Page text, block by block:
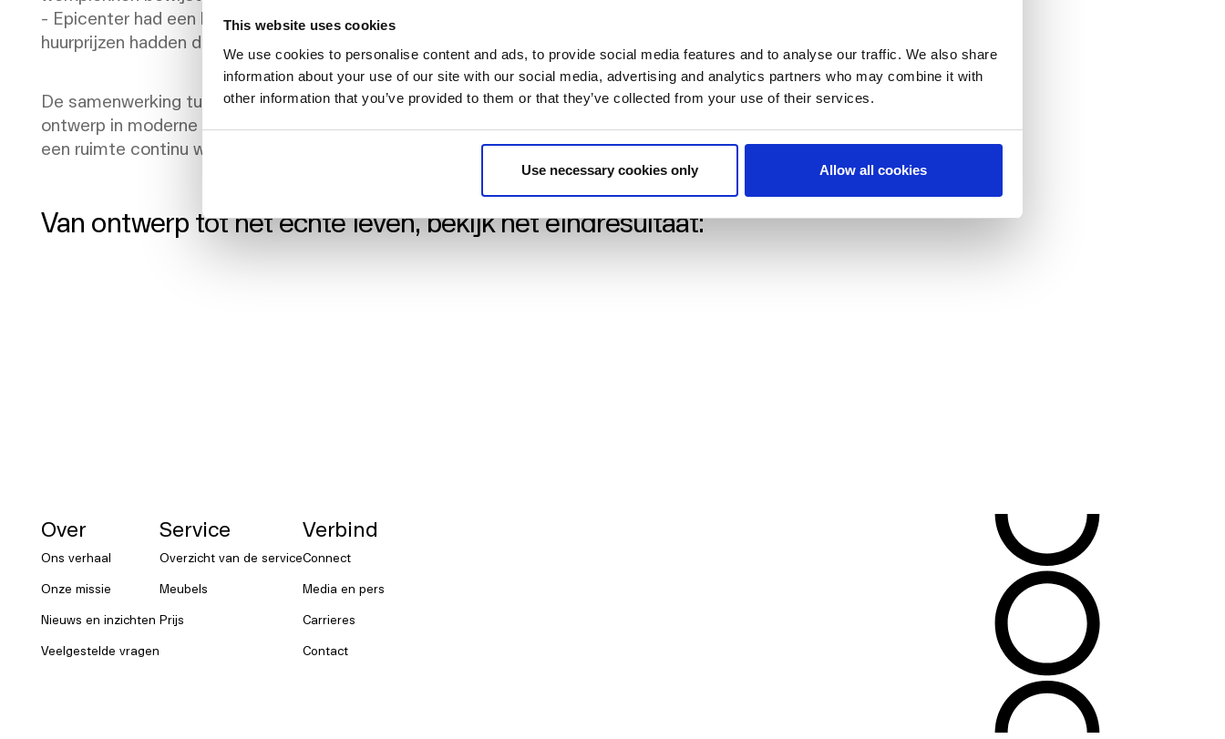
This website uses cookies
We use cookies to personalise content and ads, to provide social media features and to analyse our traffic. We also share
information about your use of our site with our social media, advertising and analytics partners who may combine it with
other information that you’ve provided to them or that they’ve collected from your use of their services.
Use necessary cookies only Allow all cookies
- Epicenter had een hogere huuropbrengst, omdat de gesegmenteerde ruimtes hogere
huurprijzen hadden dan het vorige grote gebied.
De samenwerking tussen Epicenter en NORNORM toont de effectiviteit aan van adaptief
ontwerp in moderne werkruimten. Door gebruik te maken van flexibele modulaire wanden kan
een ruimte continu worden geoptimaliseerd zonder risico of grote investeringen.
Van ontwerp tot het echte leven, bekijk het eindresultaat:
Over
Ons verhaal
Onze missie
Nieuws en inzichten
Veelgestelde vragen
Service
Overzicht van de service
Meubels
Prijs
Verbind
Connect
Media en pers
Carrieres
Contact